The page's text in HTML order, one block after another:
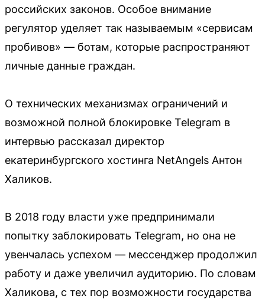
российских законов. Особое внимание
регулятор уделяет так называемым «сервисам
пробивов» — ботам, которые распространяют
личные данные граждан.
О технических механизмах ограничений и
возможной полной блокировке Telegram в
интервью рассказал директор
екатеринбургского хостинга NetAngels Антон
Халиков.
В 2018 году власти уже предпринимали
попытку заблокировать Telegram, но она не
увенчалась успехом — мессенджер продолжил
работу и даже увеличил аудиторию. По словам
Халикова, с тех пор возможности государства